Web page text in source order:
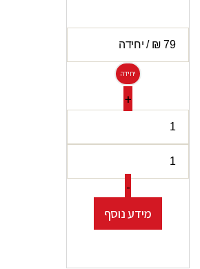
יחידה
+
-
מידע נוסף